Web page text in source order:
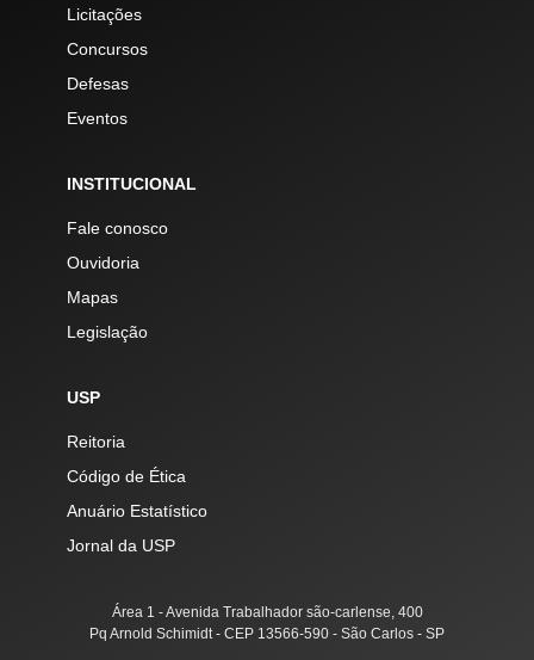
Licitações
Concursos
Defesas
Eventos
INSTITUCIONAL
Fale conosco
Ouvidoria
Mapas
Legislação
USP
Reitoria
Código de Ética
Anuário Estatístico
Jornal da USP
Área 1 - Avenida Trabalhador são-carlense, 400
Pq Arnold Schimidt - CEP 13566-590 - São Carlos - SP